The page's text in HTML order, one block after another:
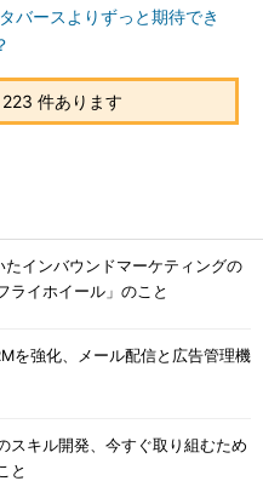
ースよりずっと期待でき
件あります
インバウンドマーケティングの
ライホイール」のこと
を強化、メール配信と広告管理機
スキル開発、今すぐ取り組むため
と